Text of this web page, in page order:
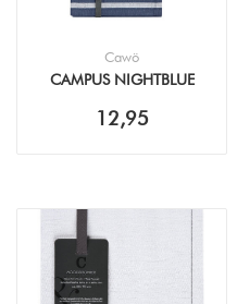
Cawö
CAMPUS NIGHTBLUE
12,95